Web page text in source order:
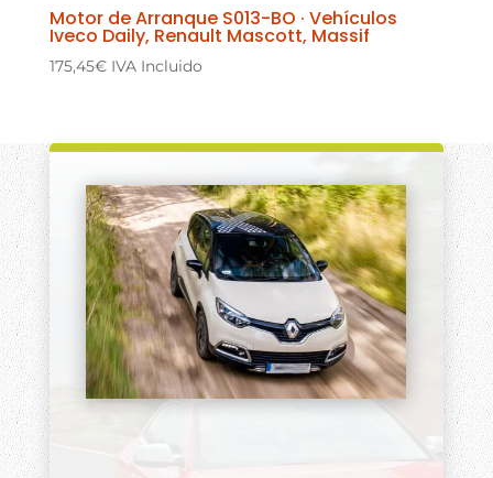
Motor de Arranque S013-BO · Vehículos
Iveco Daily, Renault Mascott, Massif
175,45€ IVA Incluido